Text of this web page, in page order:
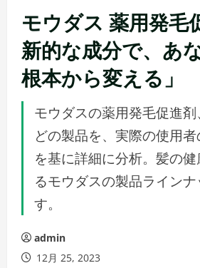
モウダス 薬用発毛
新的な成分で、あ
根本から変える」
モウダスの薬用発毛促進
どの製品を、実際の使用者
を基に詳細に分析。髪の
るモウダスの製品ライン
す。
admin
12月 25, 2023